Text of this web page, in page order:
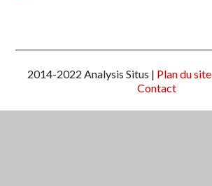
2014-2022 Analysis Situs | Plan du site
Contact